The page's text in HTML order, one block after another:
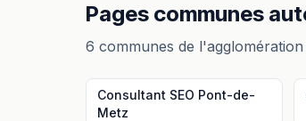
Pages communes
6 communes de
Consultant SEO Pont-de-
Metz